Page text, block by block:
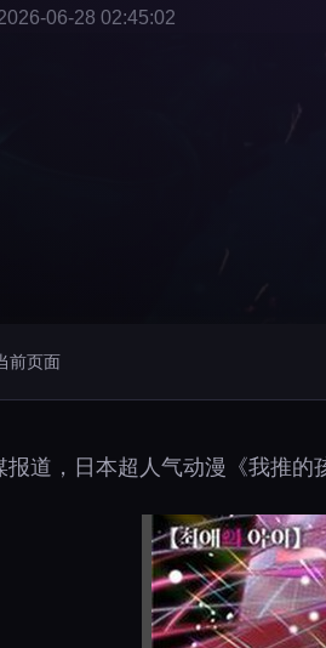
06-28 02:45:02
前页面
报道，日本超人气动漫《我推的